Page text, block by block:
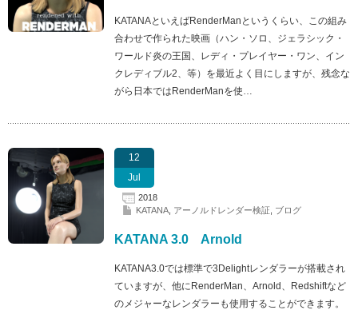
KATANAといえばRenderManというくらい、この組み
合わせで作られた映画（ハン・ソロ、ジェラシック・
ワールド炎の王国、レディ・プレイヤー・ワン、イン
クレディブル2、等）を最近よく目にしますが、残念な
がら日本ではRenderManを使…
12
Jul
2018
KATANA, アーノルドレンダー検証, ブログ
KATANA 3.0 Arnold
KATANA3.0では標準で3Delightレンダラーが搭載され
ていますが、他にRenderMan、Arnold、Redshiftなど
のメジャーなレンダラーも使用することができます。